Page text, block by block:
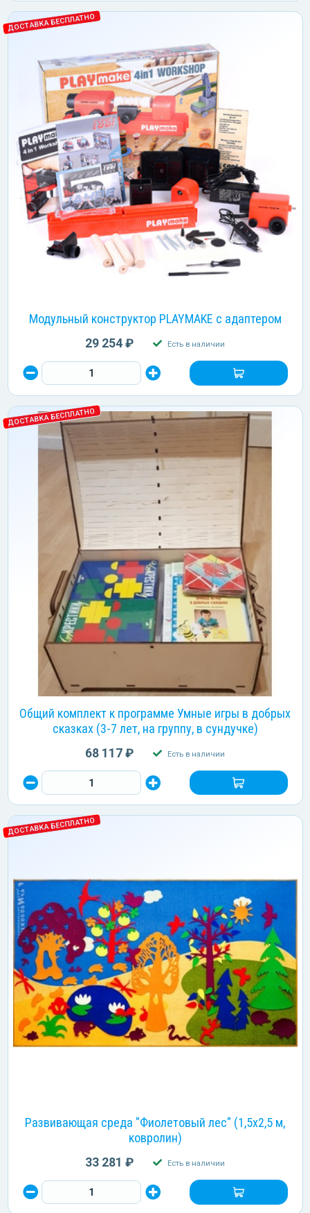
ДОСТАВКА БЕСПЛАТНО
Модульный конструктор PLAYMAKE с адаптером
29 254 ₽ Есть в наличии
ДОСТАВКА БЕСПЛАТНО
Общий комплект к программе Умные игры в добрых
сказках (3-7 лет, на группу, в сундучке)
68 117 ₽ Есть в наличии
ДОСТАВКА БЕСПЛАТНО
Развивающая среда "Фиолетовый лес" (1,5х2,5 м,
ковролин)
33 281 ₽ Есть в наличии